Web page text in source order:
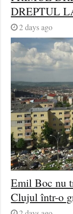
DREPTUL
2 days ago
Emil Boc nu
Clujul într-o